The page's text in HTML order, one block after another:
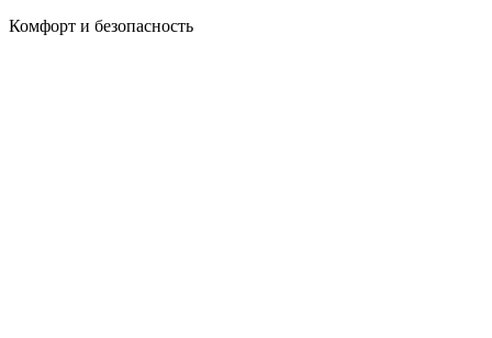
Комфорт и безопасность